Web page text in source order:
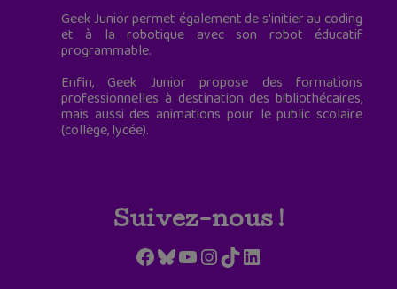
Geek Junior permet également de s'initier au coding
et à la robotique avec son robot éducatif
programmable.
Enfin, Geek Junior propose des formations
professionnelles à destination des bibliothécaires,
mais aussi des animations pour le public scolaire
(collège, lycée).
Suivez-nous !
Facebook
Bluesky
YouTube
Instagram
TikTokLinkedIn